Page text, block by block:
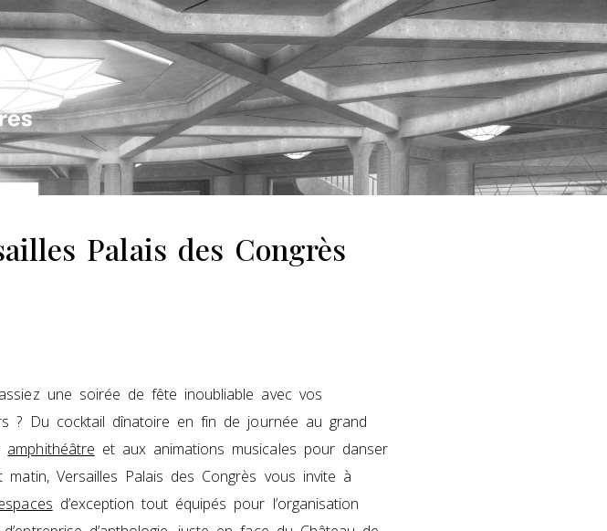
Palais des Congrès
une soirée de fête inoubliable avec vos
? Du cocktail dînatoire en fin de journée au grand
amphithéâtre et aux animations musicales pour danser
matin, Versailles Palais des Congrès vous invite à
d’exception tout équipés pour l’organisation